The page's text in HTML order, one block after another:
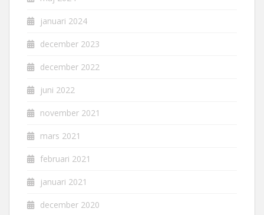
januari 2024
december 2023
december 2022
juni 2022
november 2021
mars 2021
februari 2021
januari 2021
december 2020